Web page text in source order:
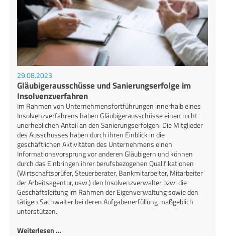
29.08.2023
Gläubigerausschüsse und Sanierungserfolge im
Insolvenzverfahren
Im Rahmen von Unternehmensfortführungen innerhalb eines
Insolvenzverfahrens haben Gläubigerausschüsse einen nicht
unerheblichen Anteil an den Sanierungserfolgen. Die Mitglieder
des Ausschusses haben durch ihren Einblick in die
geschäftlichen Aktivitäten des Unternehmens einen
Informationsvorsprung vor anderen Gläubigern und können
durch das Einbringen ihrer berufsbezogenen Qualifikationen
(Wirtschaftsprüfer, Steuerberater, Bankmitarbeiter, Mitarbeiter
der Arbeitsagentur, usw.) den Insolvenzverwalter bzw. die
Geschäftsleitung im Rahmen der Eigenverwaltung sowie den
tätigen Sachwalter bei deren Aufgabenerfüllung maßgeblich
unterstützen.
Weiterlesen …